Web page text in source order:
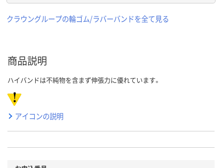
クラウングループの輪ゴム/ラバーバンドを全て見る
商品説明
ハイバンドは不純物を含まず伸張力に優れています。
アイコンの説明